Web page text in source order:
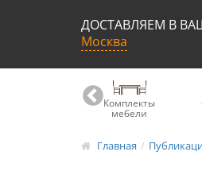
ДОСТАВЛЯЕМ В
Москва
Комплекты
мебели
Главная